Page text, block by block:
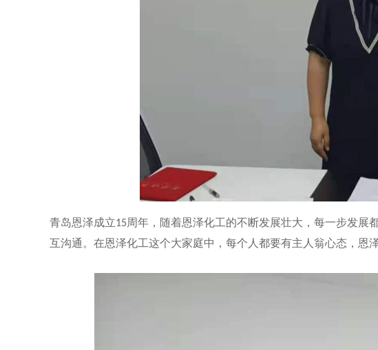
青岛恩泽成立15周年，随着恩泽化工的不断发展壮大，每一步发展
互沟通。在恩泽化工这个大家庭中，每个人都要有主人翁心态，恩